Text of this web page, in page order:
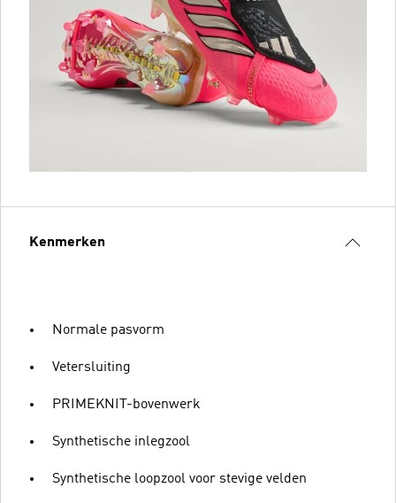
Kenmerken
Normale pasvorm
Vetersluiting
PRIMEKNIT-bovenwerk
Synthetische inlegzool
Synthetische loopzool voor stevige velden